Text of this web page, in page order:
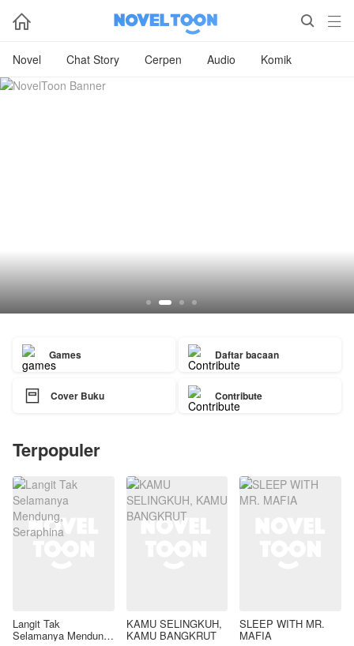
  
Novel Chat Story Cerpen Audio Komik
Games Daftar bacaan
 Cover Buku Contribute
Terpopuler
Langit Tak
Selamanya Mendung,
KAMU SELINGKUH,
KAMU BANGKRUT
SLEEP WITH MR.
MAFIA